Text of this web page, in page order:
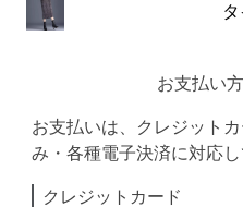
タ
お支払い
お支払いは、クレジット
み・各種電子決済に対応し
クレジットカード